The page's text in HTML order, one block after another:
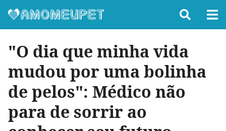
"O dia que minha vida
mudou por uma bolinha
de pelos": Médico não
para de sorrir ao